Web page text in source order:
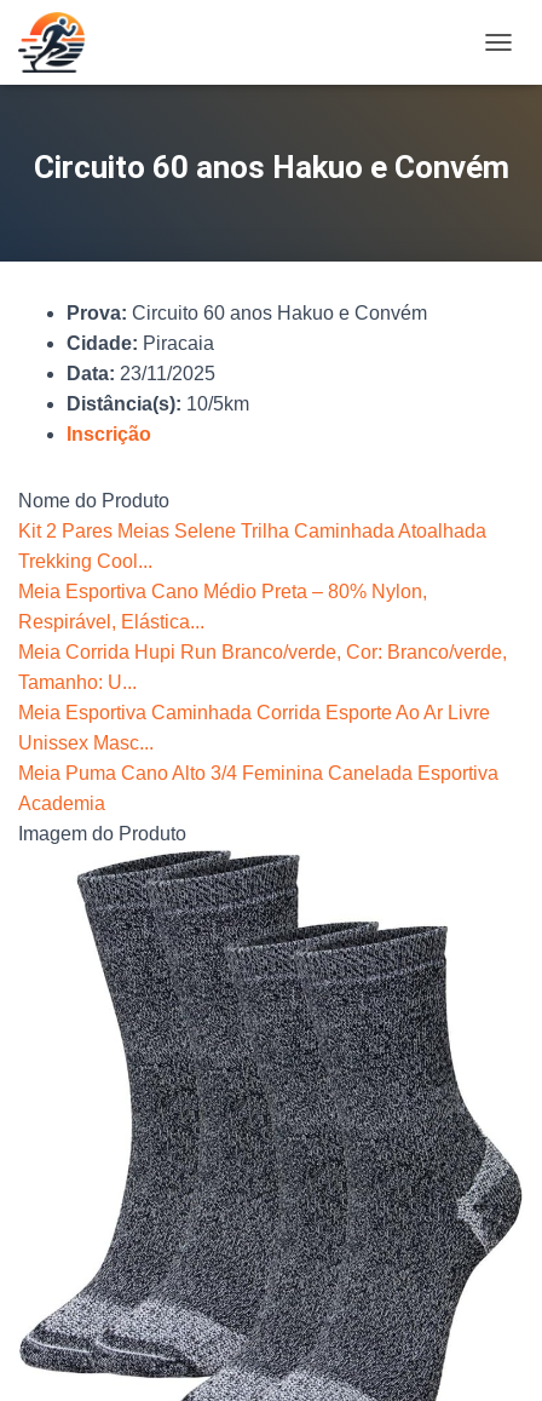
L
N
Circuito 60 anos Hakuo e Convém
Prova: Circuito 60 anos Hakuo e Convém
Cidade: Piracaia
Data: 23/11/2025
Distância(s): 10/5km
Inscrição
Nome do Produto
Kit 2 Pares Meias Selene Trilha Caminhada Atoalhada
Trekking Cool...
Meia Esportiva Cano Médio Preta – 80% Nylon,
Respirável, Elástica...
Meia Corrida Hupi Run Branco/verde, Cor: Branco/verde,
Tamanho: U...
Meia Esportiva Caminhada Corrida Esporte Ao Ar Livre
Unissex Masc...
Meia Puma Cano Alto 3/4 Feminina Canelada Esportiva
Academia
Imagem do Produto